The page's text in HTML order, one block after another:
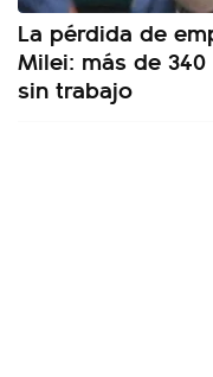
La pérdida de
Milei: más de
sin trabajo